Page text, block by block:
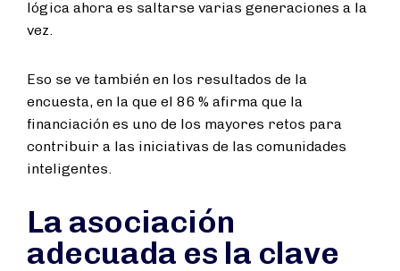
lógica ahora es saltarse varias generaciones a la
vez.
Eso se ve también en los resultados de la
encuesta, en la que el 86 % afirma que la
financiación es uno de los mayores retos para
contribuir a las iniciativas de las comunidades
inteligentes.
La asociación
adecuada es la clave